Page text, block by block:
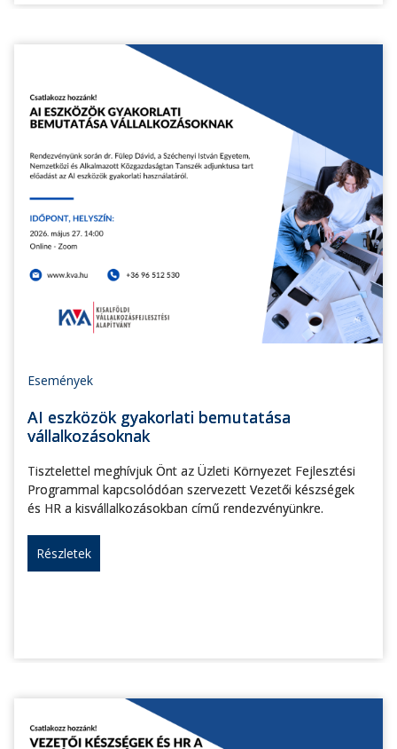
Események
AI eszközök gyakorlati bemutatása
vállalkozásoknak
Tisztelettel meghívjuk Önt az Üzleti Környezet Fejlesztési
Programmal kapcsolódóan szervezett Vezetői készségek
és HR a kisvállalkozásokban című rendezvényünkre.
Részletek